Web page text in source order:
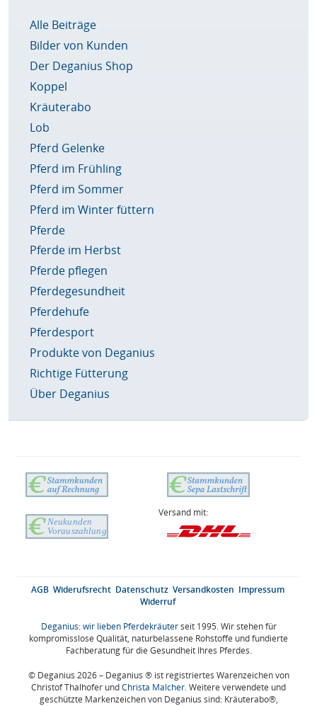
Alle Beiträge
Bilder von Kunden
Der Deganius Shop
Koppel
Kräuterabo
Lob
Pferd Gelenke
Pferd im Frühling
Pferd im Sommer
Pferd im Winter füttern
Pferde
Pferde im Herbst
Pferde pflegen
Pferdegesundheit
Pferdehufe
Pferdesport
Produkte von Deganius
Richtige Fütterung
Über Deganius
Versand mit:
AGB Widerufsrecht Datenschutz Versandkosten Impressum
Widerruf
Deganius: wir lieben Pferdekräuterseit 1995. Wir stehen für
kompromisslose Qualität, naturbelassene Rohstoffe und fundierte
Fachberatung für die Gesundheit Ihres Pferdes.
© Deganius 2026 – Deganius ® ist registriertes Warenzeichen von
Christof Thalhofer undChrista Malcher. Weitere verwendete und
geschützte Markenzeichen von Deganius sind: Kräuterabo®,